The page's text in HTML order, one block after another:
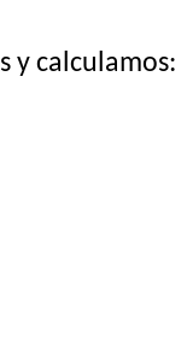
y calculamos: